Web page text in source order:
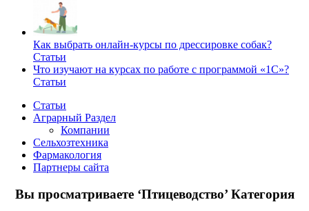
Как выбрать онлайн-курсы по дрессировке собак?
Статьи
Что изучают на курсах по работе с программой «1С»?
Статьи
Статьи
Аграрный Раздел
Компании
Сельхозтехника
Фармакология
Партнеры сайта
Вы просматриваете ‘Птицеводство’Категория